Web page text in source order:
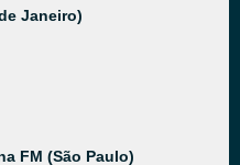
Janeiro)
FM (São Paulo)